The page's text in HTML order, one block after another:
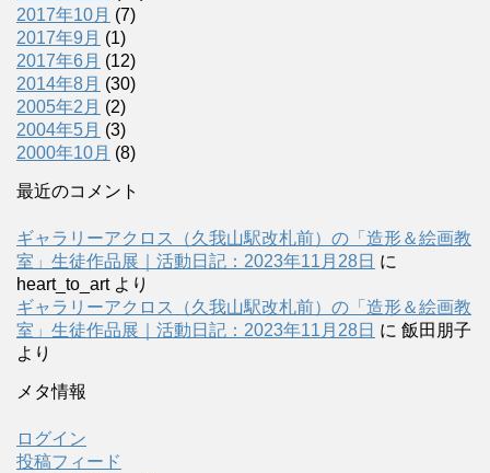
2017年10月 (7)
2017年9月 (1)
2017年6月 (12)
2014年8月 (30)
2005年2月 (2)
2004年5月 (3)
2000年10月 (8)
最近のコメント
ギャラリーアクロス（久我山駅改札前）の「造形＆絵画教
室」生徒作品展｜活動日記：2023年11月28日 に
heart_to_artより
ギャラリーアクロス（久我山駅改札前）の「造形＆絵画教
室」生徒作品展｜活動日記：2023年11月28日 に 飯田朋子
より
メタ情報
ログイン
投稿フィード